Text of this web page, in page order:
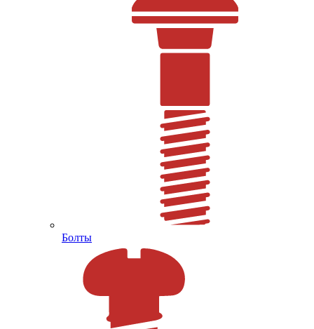
Болты